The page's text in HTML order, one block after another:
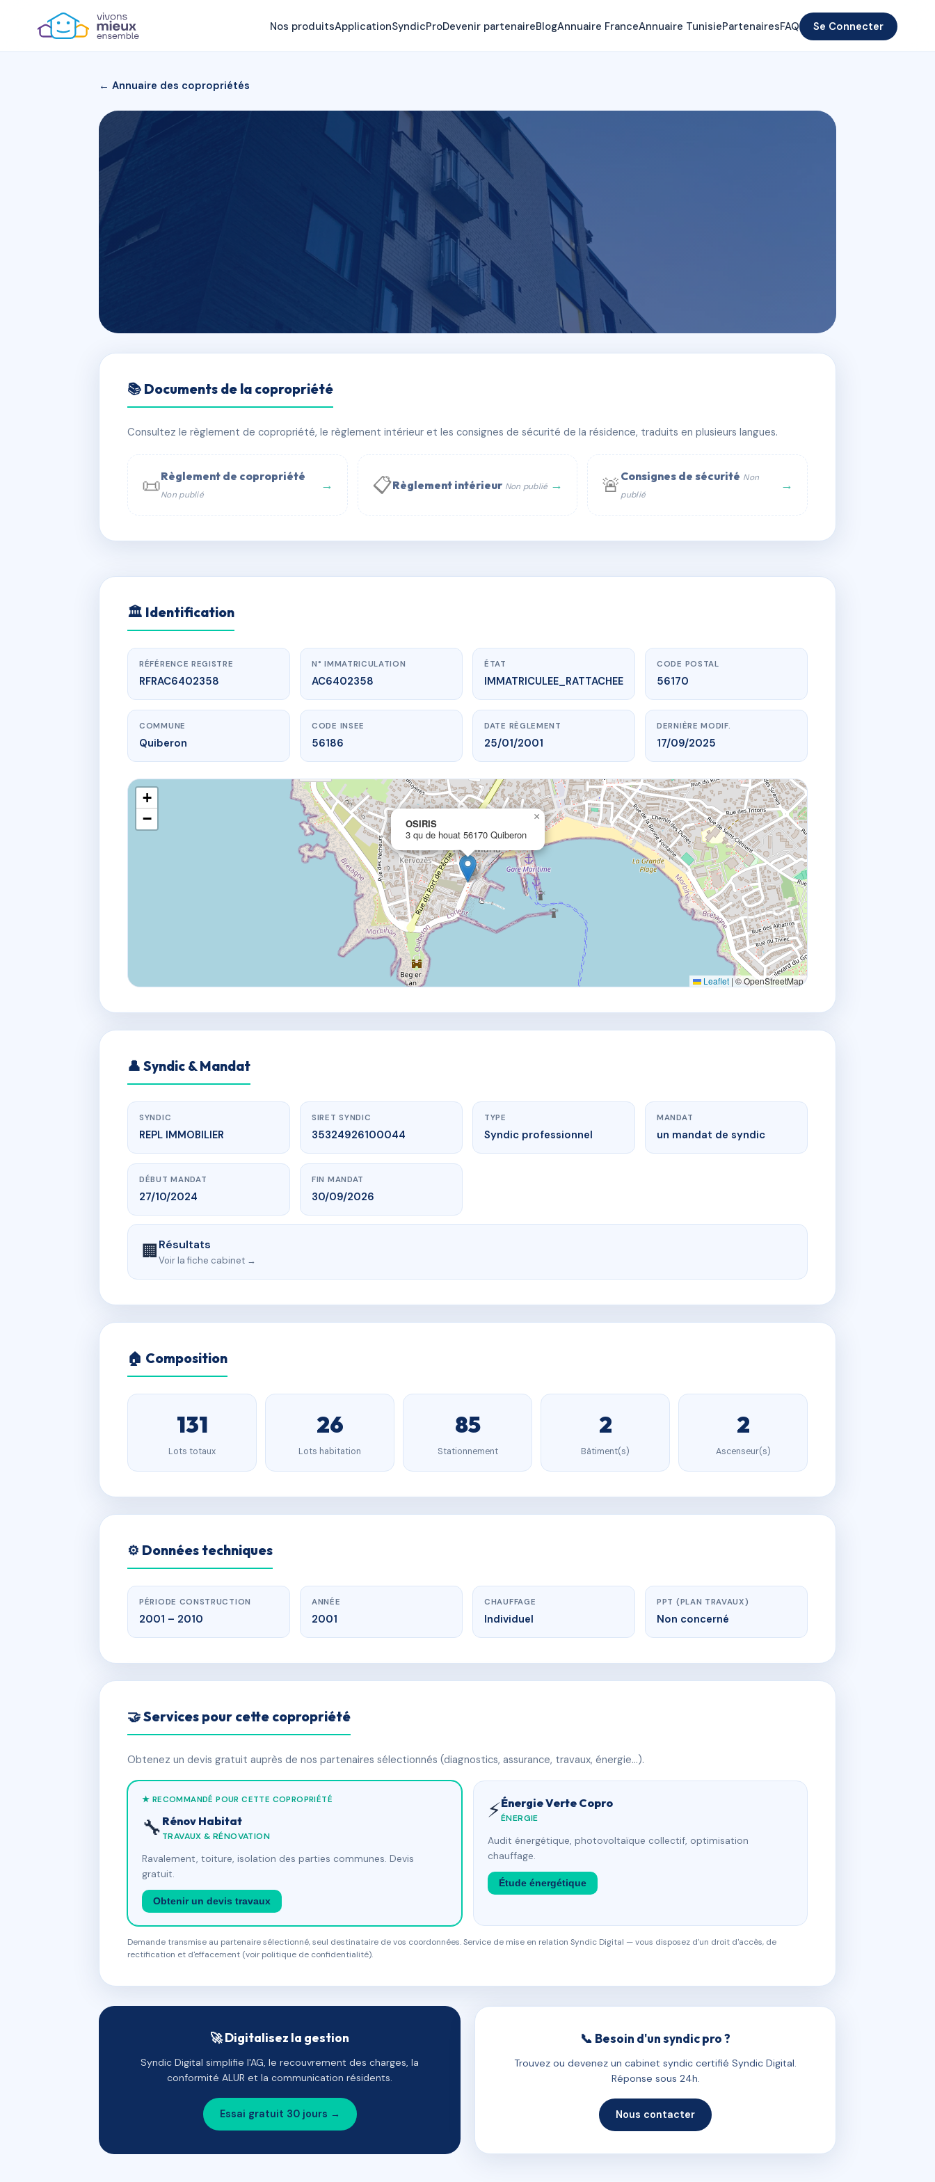
Nos produitsApplicationSyndicProDevenir partenaireBlogAnnuaire FranceAnnuaire TunisiePartenairesFAQ Se Connecter
← Annuaire des copropriétés
OSIRIS
📍 3 qu de houat 56170 Quiberon
📞 Contacter Syndic Digital 💬 WhatsApp
📚 Documents de la copropriété
Consultez le règlement de copropriété, le règlement intérieur et les consignes de sécurité de la résidence, traduits en plusieurs langues.
📜Règlement de copropriété
Non publié
→ 📋Règlement intérieur Non publié → 🚨 Consignes de sécurité Non
publié
→
AC6402358 🇫🇷
www.vme.plus/AC6402358
OSIRIS
3 qu de houat56170 Quiberon
🏛 Identification
RÉFÉRENCE REGISTRE
RFRAC6402358
N° IMMATRICULATION
AC6402358
ÉTAT
IMMATRICULEE_RATTACHEE
CODE POSTAL
56170
COMMUNE
Quiberon
CODE INSEE
56186
DATE RÈGLEMENT
25/01/2001
DERNIÈRE MODIF.
17/09/2025
OSIRIS
3 qu de houat 56170 Quiberon
×
+
−
Leaflet | © OpenStreetMap
👤 Syndic & Mandat
SYNDIC
REPL IMMOBILIER
SIRET SYNDIC
35324926100044
TYPE
Syndic professionnel
MANDAT
un mandat de syndic
DÉBUT MANDAT
27/10/2024
FIN MANDAT
30/09/2026
🏢Résultats
Voir la fiche cabinet →
🏠 Composition
131
Lots totaux
26
Lots habitation
85
Stationnement
2
Bâtiment(s)
2
Ascenseur(s)
⚙️ Données techniques
PÉRIODE CONSTRUCTION
2001 – 2010
ANNÉE
2001
CHAUFFAGE
Individuel
PPT (PLAN TRAVAUX)
Non concerné
🤝 Services pour cette copropriété
Obtenez un devis gratuit auprès de nos partenaires sélectionnés (diagnostics, assurance, travaux, énergie…).
★ RECOMMANDÉ POUR CETTE COPROPRIÉTÉ
🔧 Rénov Habitat
TRAVAUX & RÉNOVATION
Ravalement, toiture, isolation des parties communes. Devis
gratuit.
Obtenir un devis travaux
⚡Énergie Verte Copro
ÉNERGIE
Audit énergétique, photovoltaïque collectif, optimisation
chauffage.
Étude énergétique
Demande transmise au partenaire sélectionné, seul destinataire de vos coordonnées. Service de mise en relation Syndic Digital — vous disposez d'un droit d'accès, de
rectification et d'effacement (voir politique de confidentialité).
🚀 Digitalisez la gestion
Syndic Digital simplifie l'AG, le recouvrement des charges, la
conformité ALUR et la communication résidents.
Essai gratuit 30 jours →
📞 Besoin d'un syndic pro ?
Trouvez ou devenez un cabinet syndic certifié Syndic Digital.
Réponse sous 24h.
Nous contacter